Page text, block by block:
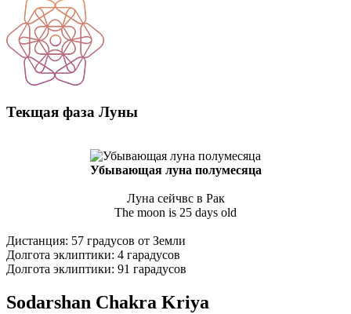
Текщая фаза Луны
Убывающая луна полумесяца
Луна сейчвс в Рак
The moon is 25 days old
Дистанция: 57 градусов от Земли
Долгота эклиптики: 4 гарадусов
Долгота эклиптики: 91 гарадусов
Sodarshan Chakra Kriya